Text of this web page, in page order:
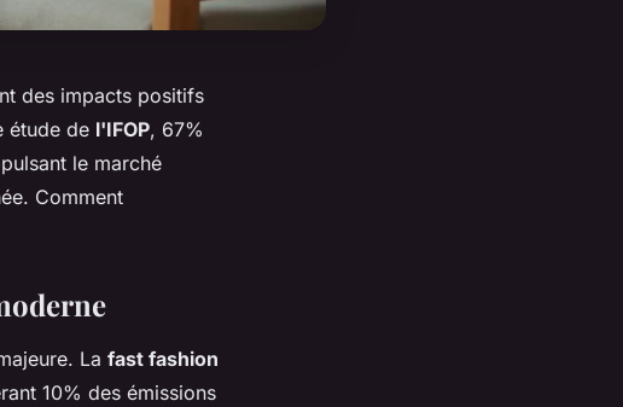
des impacts positifs
étude de l'IFOP, 67%
le marché
Comment
La fast fashion
10% des émissions